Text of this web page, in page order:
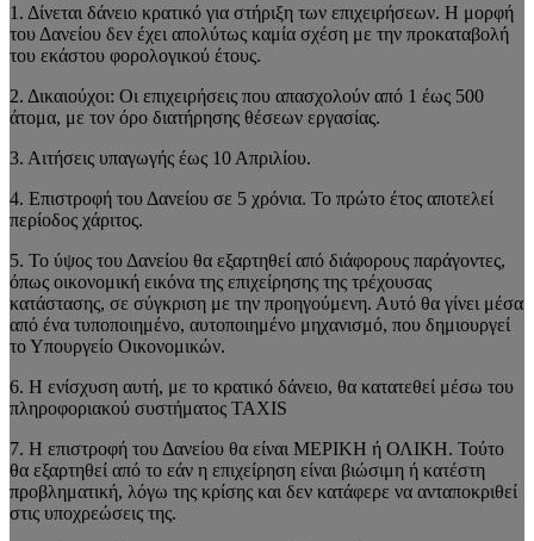
1. Δίνεται δάνειο κρατικό για στήριξη των επιχειρήσεων. Η μορφή
του Δανείου δεν έχει απολύτως καμία σχέση με την προκαταβολή
του εκάστου φορολογικού έτους.
2. Δικαιούχοι: Οι επιχειρήσεις που απασχολούν από 1 έως 500
άτομα, με τον όρο διατήρησης θέσεων εργασίας.
3. Αιτήσεις υπαγωγής έως 10 Απριλίου.
4. Επιστροφή του Δανείου σε 5 χρόνια. Το πρώτο έτος αποτελεί
περίοδος χάριτος.
5. Το ύψος του Δανείου θα εξαρτηθεί από διάφορους παράγοντες,
όπως οικονομική εικόνα της επιχείρησης της τρέχουσας
κατάστασης, σε σύγκριση με την προηγούμενη. Αυτό θα γίνει μέσα
από ένα τυποποιημένο, αυτοποιημένο μηχανισμό, που δημιουργεί
το Υπουργείο Οικονομικών.
6. Η ενίσχυση αυτή, με το κρατικό δάνειο, θα κατατεθεί μέσω του
πληροφοριακού συστήματος TAXIS
7. H επιστροφή του Δανείου θα είναι ΜΕΡΙΚΗ ή ΟΛΙΚΗ. Τούτο
θα εξαρτηθεί από το εάν η επιχείρηση είναι βιώσιμη ή κατέστη
προβληματική, λόγω της κρίσης και δεν κατάφερε να ανταποκριθεί
στις υποχρεώσεις της.